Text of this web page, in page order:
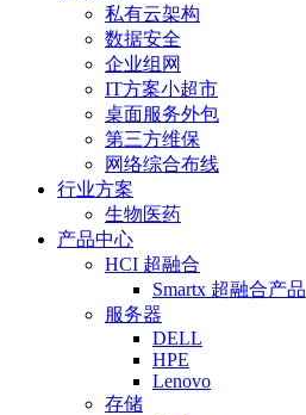
私有云架构
数据安全
企业组网
IT方案小超市
桌面服务外包
第三方维保
网络综合布线
行业方案
生物医药
产品中心
HCI 超融合
Smartx 超融合产品
服务器
DELL
HPE
Lenovo
存储